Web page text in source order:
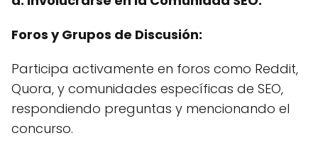
Foros y Grupos de Discusión:
Participa activamente en foros como Reddit,
Quora, y comunidades específicas de SEO,
respondiendo preguntas y mencionando el
concurso.